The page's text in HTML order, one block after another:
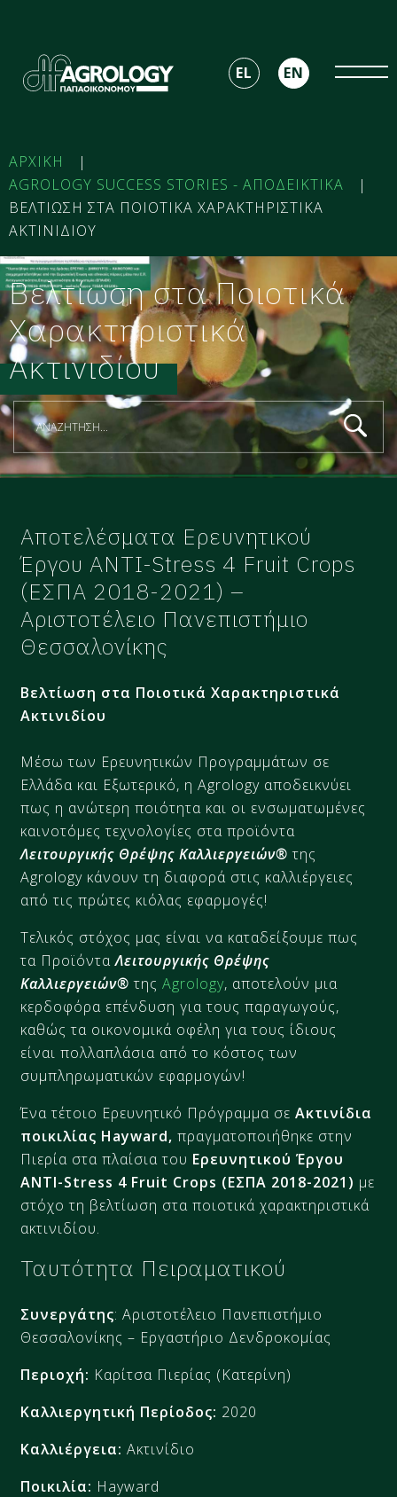
EL EN
ΑΡΧΙΚΗ
|
AGROLOGY SUCCESS STORIES - ΑΠΟΔΕΙΚΤΙΚΑ
|
ΒΕΛΤΙΩΣΗ ΣΤΑ ΠΟΙΟΤΙΚΑ ΧΑΡΑΚΤΗΡΙΣΤΙΚΑ
ΑΚΤΙΝΙΔΙΟΥ
Βελτίωση στα Ποιοτικά
Χαρακτηριστικά
Ακτινιδίου
Αποτελέσματα Ερευνητικού
Έργου ANTI-Stress 4 Fruit Crops
(ΕΣΠΑ 2018-2021) –
Αριστοτέλειο Πανεπιστήμιο
Θεσσαλονίκης
Βελτίωση στα Ποιοτικά Χαρακτηριστικά
Ακτινιδίου
Μέσω των Ερευνητικών Προγραμμάτων σε
Ελλάδα και Εξωτερικό, η Agrology αποδεικνύει
πως η ανώτερη ποιότητα και οι ενσωματωμένες
καινοτόμες τεχνολογίες στα προϊόντα
Λειτουργικής Θρέψης Καλλιεργειών® της
Agrology κάνουν τη διαφορά στις καλλιέργειες
από τις πρώτες κιόλας εφαρμογές!
Τελικός στόχος μας είναι να καταδείξουμε πως
τα ΠροϊόνταΛειτουργικής Θρέψης
Καλλιεργειών® τηςAgrology, αποτελούν μια
κερδοφόρα επένδυση για τους παραγωγούς,
καθώς τα οικονομικά οφέλη για τους ίδιους
είναι πολλαπλάσια από το κόστος των
συμπληρωματικών εφαρμογών!
Ένα τέτοιο Ερευνητικό Πρόγραμμα σεΑκτινίδια
ποικιλίας Hayward, πραγματοποιήθηκε στην
Πιερία στα πλαίσια του Ερευνητικού Έργου
ANTI-Stress 4 Fruit Crops (ΕΣΠΑ 2018-2021) με
στόχο τη βελτίωση στα ποιοτικά χαρακτηριστικά
ακτινιδίου.
Ταυτότητα Πειραματικού
Συνεργάτης: Αριστοτέλειο Πανεπιστήμιο
Θεσσαλονίκης – Εργαστήριο Δενδροκομίας
Περιοχή: Καρίτσα Πιερίας (Κατερίνη)
Καλλιεργητική Περίοδος: 2020
Καλλιέργεια:Ακτινίδιο
Ποικιλία: Hayward